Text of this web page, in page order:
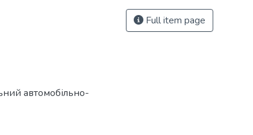
автомобільно-
Full item page